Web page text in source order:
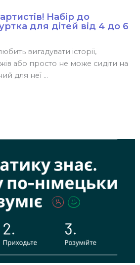
Набір до
для дітей від 4 до 6
вигадувати історії,
або просто не може сидіти на
для неї ...